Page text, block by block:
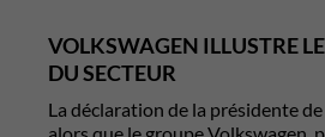
VOLKSWAGEN ILLUSTRE
DU SECTEUR
La déclaration de la présidente